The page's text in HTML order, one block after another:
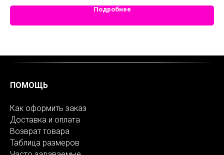
Подробнее
ПОМОЩЬ
Как оформить заказ
Доставка и оплата
Возврат товара
Таблица размеров